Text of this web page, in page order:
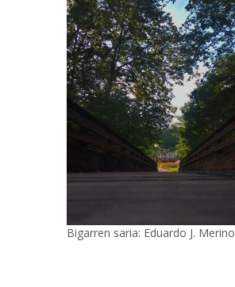
Bigarren saria: Eduardo J. Merino